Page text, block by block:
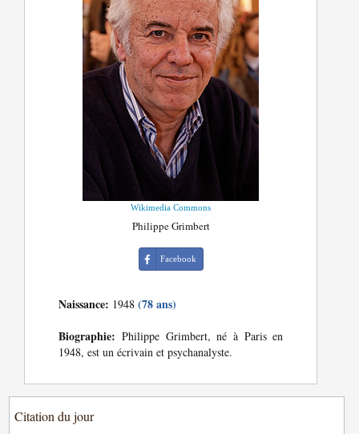
Wikimedia Commons
Philippe Grimbert
Facebook
Naissance: 1948(78 ans)
Biographie: Philippe Grimbert, né à Paris en
1948, est un écrivain et psychanalyste.
Citation du jour